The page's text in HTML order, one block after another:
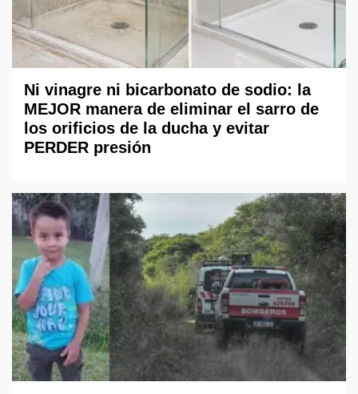
Ni vinagre ni bicarbonato de sodio: la
MEJOR manera de eliminar el sarro de
los orificios de la ducha y evitar
PERDER presión